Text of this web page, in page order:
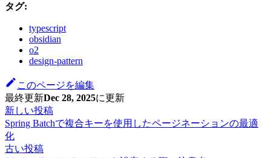
タグ:
typescript
obsidian
o2
design-pattern
このページを編集
最終更新Dec 28, 2025に更新
新しい投稿
Spring Batchで複合キーを使用したページネーションの最適
化
古い投稿